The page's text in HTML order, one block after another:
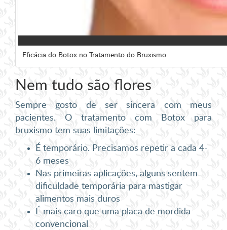
Eficácia do Botox no Tratamento do Bruxismo
Nem tudo são flores
Sempre gosto de ser sincera com meus
pacientes. O tratamento com Botox para
bruxismo tem suas limitações:
É temporário. Precisamos repetir a cada 4-
6 meses
Nas primeiras aplicações, alguns sentem
dificuldade temporária para mastigar
alimentos mais duros
É mais caro que uma placa de mordida
convencional